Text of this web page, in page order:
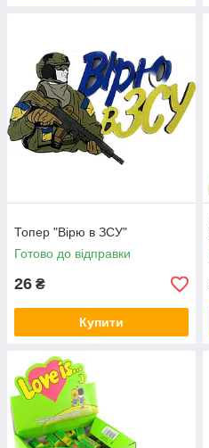
Топер "Вірю в ЗСУ"
Готово до відправки
26 ₴
Купити